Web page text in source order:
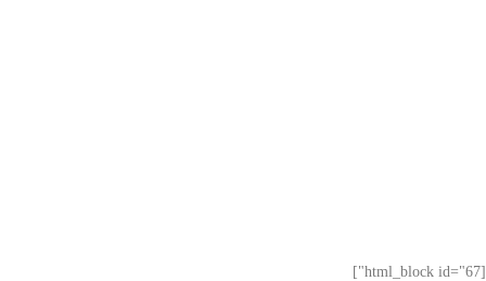
[html_block id="67"]